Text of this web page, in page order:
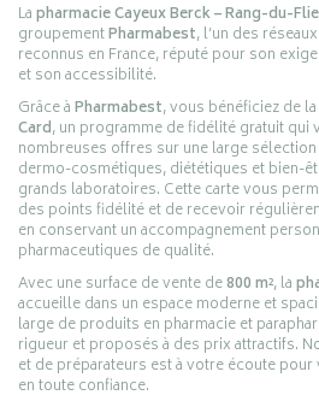
Lapharmacie Cayeux Berck – Rang-du-
groupementPharmabest, l’un des
reconnus en France, réputé pour son
et son accessibilité.
Grâce àPharmabest, vous bénéficiez de
Card, un programme de fidélité gratuit qui
nombreuses offres sur une large
dermo-cosmétiques, diététiques et bien-
grands laboratoires. Cette carte vous
des points fidélité et de recevoir
en conservant un accompagnement
pharmaceutiques de qualité.
Avec une surface de vente de800 m², la
accueille dans un espace moderne et
large de produits en pharmacie et
rigueur et proposés à des prix attractifs.
et de préparateurs est à votre écoute
en toute confiance.